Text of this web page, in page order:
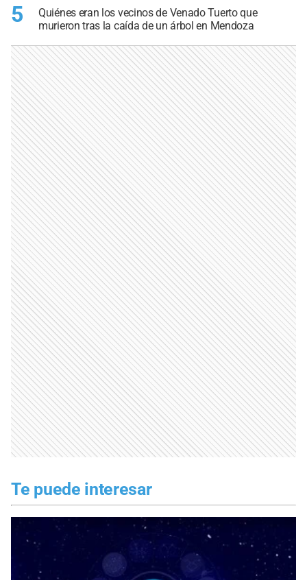
5
Quiénes eran los vecinos de Venado Tuerto que
murieron tras la caída de un árbol en Mendoza
Te puede interesar